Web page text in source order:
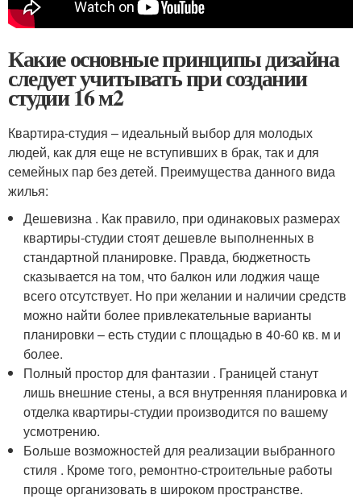
Какие основные принципы дизайна
следует учитывать при создании
студии 16 м2
Квартира-студия – идеальный выбор для молодых
людей, как для еще не вступивших в брак, так и для
семейных пар без детей. Преимущества данного вида
жилья:
Дешевизна . Как правило, при одинаковых размерах
квартиры-студии стоят дешевле выполненных в
стандартной планировке. Правда, бюджетность
сказывается на том, что балкон или лоджия чаще
всего отсутствует. Но при желании и наличии средств
можно найти более привлекательные варианты
планировки – есть студии с площадью в 40-60 кв. м и
более.
Полный простор для фантазии . Границей станут
лишь внешние стены, а вся внутренняя планировка и
отделка квартиры-студии производится по вашему
усмотрению.
Больше возможностей для реализации выбранного
стиля . Кроме того, ремонтно-строительные работы
проще организовать в широком пространстве.